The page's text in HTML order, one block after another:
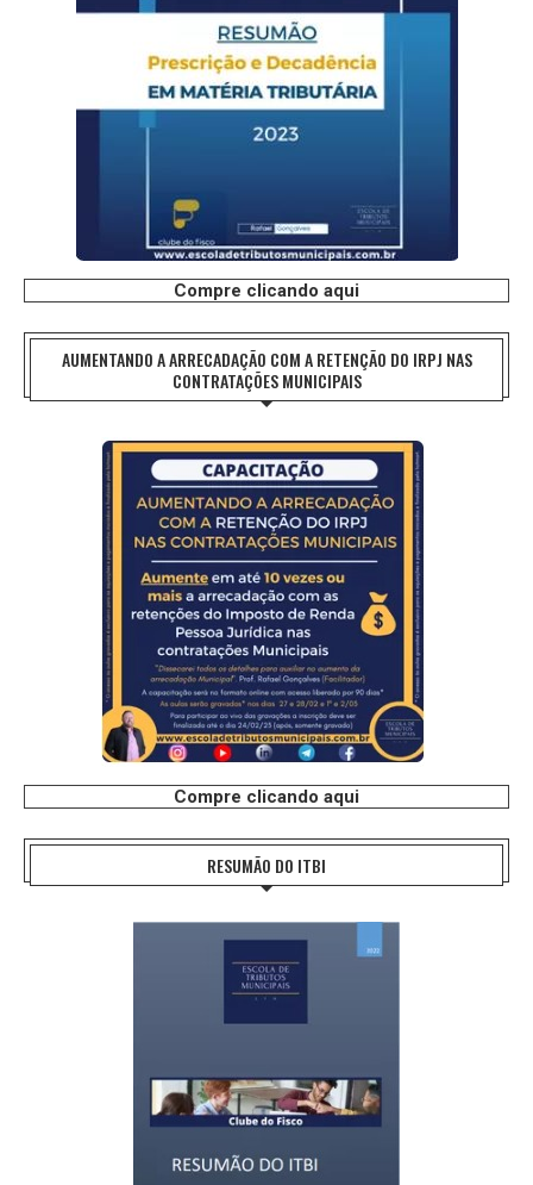
Compre clicando aqui
AUMENTANDO A ARRECADAÇÃO COM A RETENÇÃO DO IRPJ NAS
CONTRATAÇÕES MUNICIPAIS
Compre clicando aqui
RESUMÃO DO ITBI